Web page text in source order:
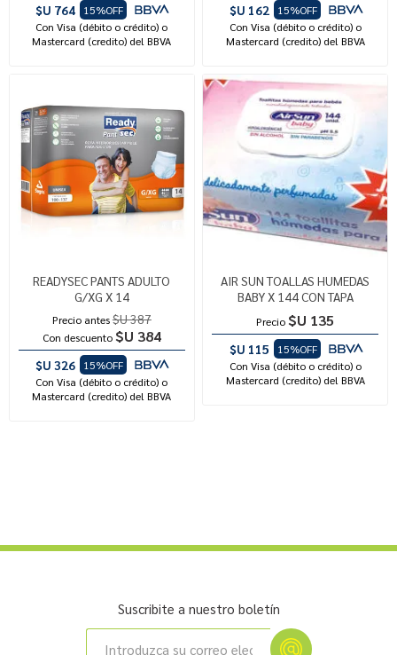
$U 764
15%OFF
Con Visa (débito o crédito) o
Mastercard (credito) del BBVA
$U 162
15%OFF
Con Visa (débito o crédito) o
Mastercard (credito) del BBVA
READYSEC PANTS ADULTO
G/XG X 14
Precio antes$U 387
Con descuento $U 384
$U 326
15%OFF
Con Visa (débito o crédito) o
Mastercard (credito) del BBVA
AIR SUN TOALLAS HUMEDAS
BABY X 144 CON TAPA
Precio $U 135
$U 115
15%OFF
Con Visa (débito o crédito) o
Mastercard (credito) del BBVA
Suscribite a nuestro boletín